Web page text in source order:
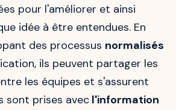
pour l'améliorer et ainsi
idée à être entendues. En
des processus normalisés
ils peuvent partager les
les équipes et s'assurent
sont prises avec l'information